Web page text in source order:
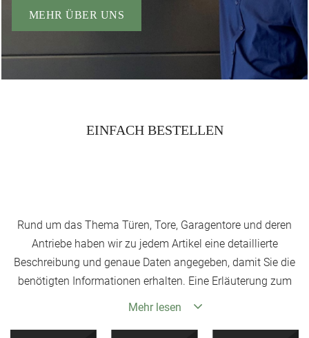
MEHR ÜBER UNS
EINFACH BESTELLEN
Rund um das Thema Türen, Tore, Garagentore und deren
Antriebe haben wir zu jedem Artikel eine detaillierte
Beschreibung und genaue Daten angegeben, damit Sie die
benötigten Informationen erhalten. Eine Erläuterung zum
Toraufmaß ist als PDF-Datei zum Ausdruck eingestellt, die
Mehr lesen